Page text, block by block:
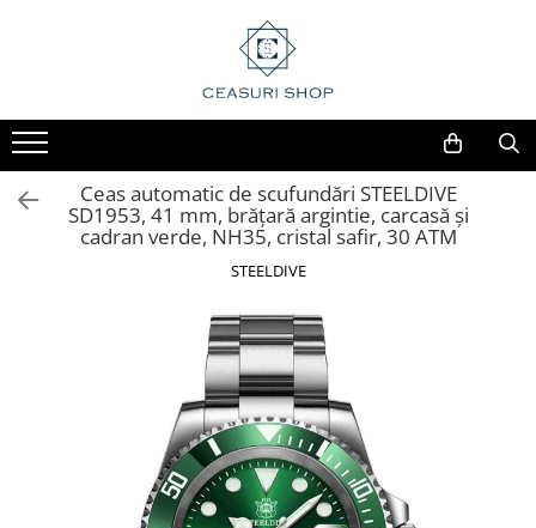
Ceas automatic de scufundări STEELDIVE
SD1953, 41 mm, brățară argintie, carcasă și
cadran verde, NH35, cristal safir, 30 ATM
STEELDIVE